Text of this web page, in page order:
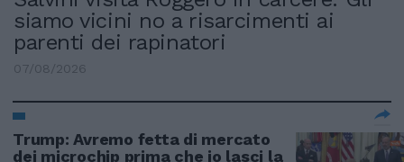
siamo vicini no a risarcimenti ai
parenti dei rapinatori
07/08/2026
Trump: Avremo fetta di mercato
dei microchip prima che io lasci la